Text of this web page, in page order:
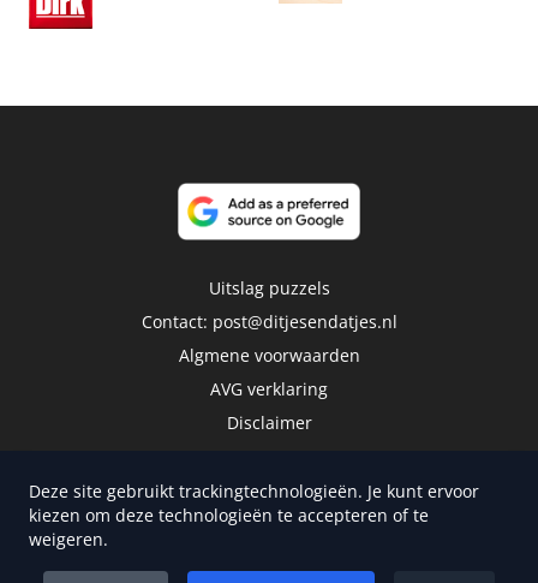
Uitslag puzzels
Contact: post@ditjesendatjes.nl
Algmene voorwaarden
AVG verklaring
Disclaimer
Deze site gebruikt trackingtechnologieën. Je kunt ervoor
kiezen om deze technologieën te accepteren of te
weigeren.